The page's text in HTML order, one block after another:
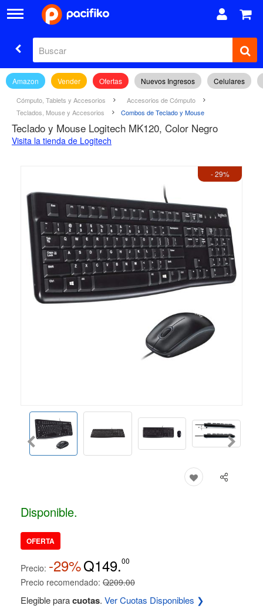
Amazon Vender Ofertas Nuevos Ingresos Celulares
Cómputo, Tablets y Accesorios
Accesorios de Cómputo
Teclados, Mouse y Accesorios
Combos de Teclado y Mouse
Teclado y Mouse Logitech MK120, Color Negro
Visita la tienda de Logitech
- 29%
Disponible.
OFERTA
Precio: -29%Q149.00
Precio recomendado: Q209.00
Elegible paracuotas. Ver Cuotas Disponibles ❯